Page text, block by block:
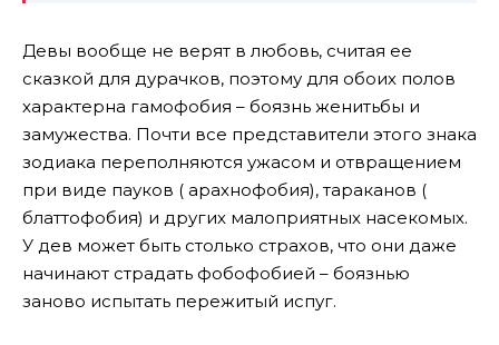
Девы вообще не верят в любовь, считая ее
сказкой для дурачков, поэтому для обоих полов
характерна гамофобия – боязнь женитьбы и
замужества. Почти все представители этого знака
зодиака переполняются ужасом и отвращением
при виде пауков ( арахнофобия), тараканов (
блаттофобия) и других малоприятных насекомых.
У дев может быть столько страхов, что они даже
начинают страдать фобофобией – боязнью
заново испытать пережитый испуг.